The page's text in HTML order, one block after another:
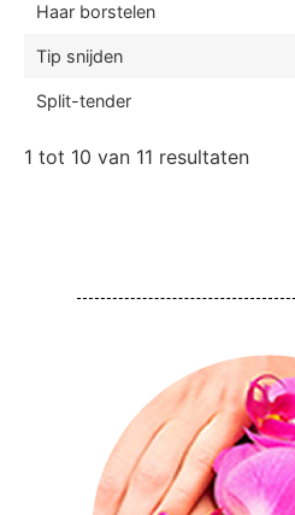
Haar borstelen
Tip snijden
Split-tender
1 tot 10 van 11 resultaten